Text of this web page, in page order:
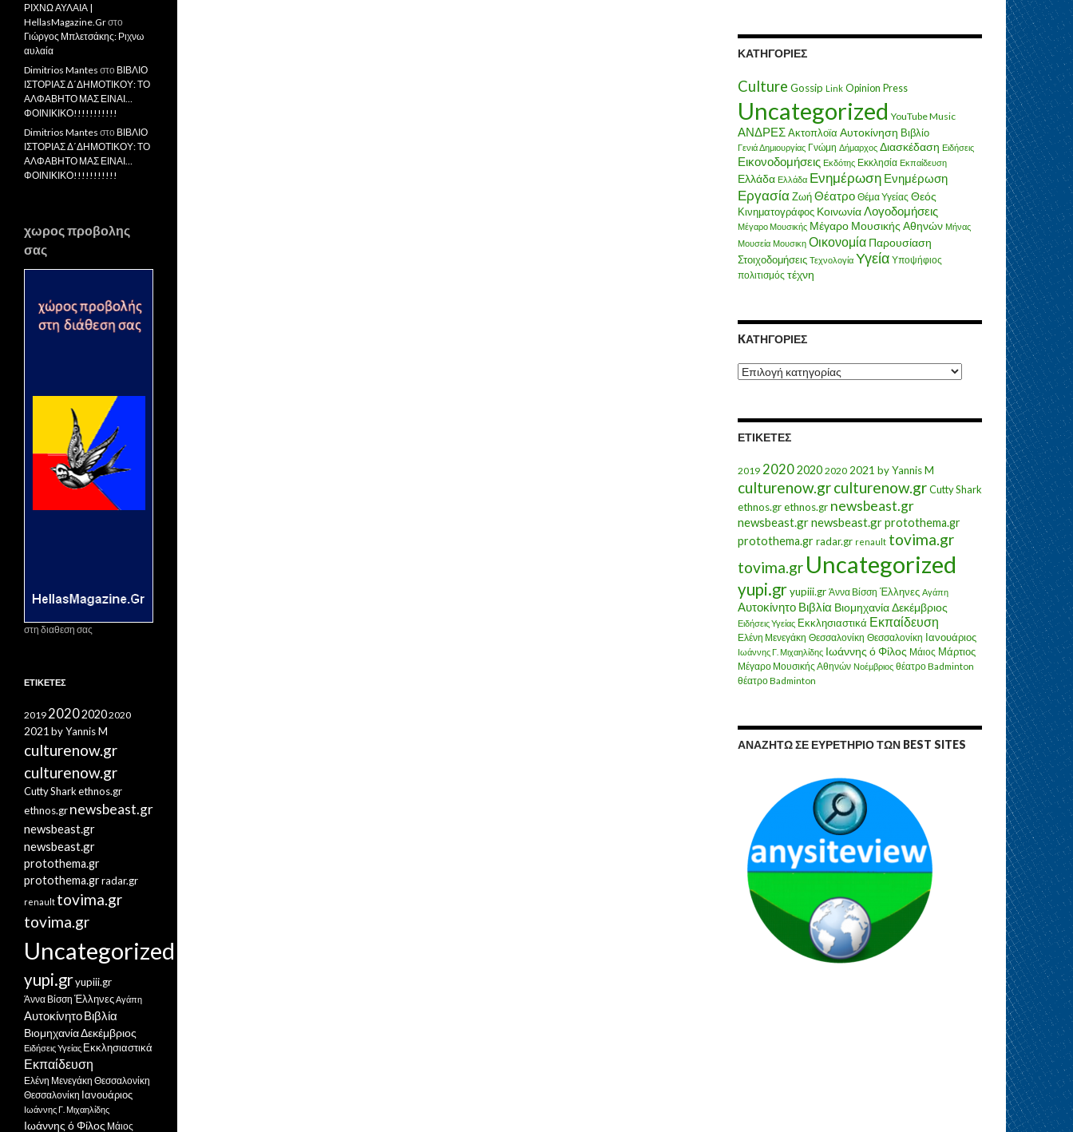
ΚΑΤΗΓΟΡΊΕΣ
Culture Gossip Link Opinion Press
Uncategorized YouTube Music
ΑΝΔΡΕΣΑκτοπλοϊα Αυτοκίνηση Βιβλίο
Γενιά Δημιουργίας Γνώμη Δήμαρχος Διασκέδαση Ειδήσεις
Εικονοδομήσεις Εκδότης Εκκλησία Εκπαίδευση
Ελλάδα Ελλάδα Ενημέρωση Ενημέρωση
ΕργασίαΖωήΘέατρο Θέμα Υγείας Θεός
Κινηματογράφος ΚοινωνίαΛογοδομήσεις
Μέγαρο Μουσικής Μέγαρο Μουσικής Αθηνών Μήνας
Μουσεία Μουσικη Οικονομία Παρουσίαση
Στοιχοδομήσεις Τεχνολογία Υγεία Υποψήφιος
πολιτισμός τέχνη
KΑΤΗΓΟΡΊΕΣ
Kατηγορίες
ΕΤΙΚΈΤΕΣ
2019 20202020 2020 2021 by Yannis M
culturenow.grculturenow.grCutty Shark
ethnos.grethnos.gr newsbeast.gr
newsbeast.grnewsbeast.grprotothema.gr
protothema.grradar.gr renault tovima.gr
tovima.gr Uncategorized
yupi.gryupiii.gr Άννα Βίσση Έλληνες Αγάπη
Αυτοκίνητο Βιβλία ΒιομηχανίαΔεκέμβριος
Ειδήσεις Υγείας Εκκλησιαστικά Εκπαίδευση
Ελένη Μενεγάκη Θεσσαλονίκη Θεσσαλονίκη Ιανουάριος
Ιωάννης Γ. Μιχαηλίδης Ιωάννης ό Φίλος Μάιος Μάρτιος
Μέγαρο Μουσικής Αθηνών Νοέμβριος θέατρο Badminton
θέατρο Badminton
ΑΝΑΖΗΤΏ ΣΕ ΕΥΡΕΤΉΡΙΟ ΤΩΝ BEST SITES
ΡΙΧΝΩ ΑΥΛΑΙΑ |
HellasMagazine.Grστο
Γιώργος Μπλετσάκης: Ριχνω
αυλαία
Dimitrios Mantes στο ΒΙΒΛΙΟ
ΙΣΤΟΡΙΑΣ Δ΄ΔΗΜΟΤΙΚΟΥ: ΤΟ
ΑΛΦΑΒΗΤΟ ΜΑΣ ΕΙΝΑΙ…
ΦΟΙΝΙΚΙΚΟ!!!!!!!!!!!
Dimitrios Mantes στο ΒΙΒΛΙΟ
ΙΣΤΟΡΙΑΣ Δ΄ΔΗΜΟΤΙΚΟΥ: ΤΟ
ΑΛΦΑΒΗΤΟ ΜΑΣ ΕΙΝΑΙ…
ΦΟΙΝΙΚΙΚΟ!!!!!!!!!!!
χωρος προβολης
σας
στη διαθεση σας
ΕΤΙΚΈΤΕΣ
2019202020202020
2021 by Yannis M
culturenow.gr
culturenow.gr
Cutty Sharkethnos.gr
ethnos.grnewsbeast.gr
newsbeast.gr
newsbeast.gr
protothema.gr
protothema.grradar.gr
renault tovima.gr
tovima.gr
Uncategorized
yupi.gryupiii.gr
Άννα Βίσση ΈλληνεςΑγάπη
ΑυτοκίνητοΒιβλία
ΒιομηχανίαΔεκέμβριος
Ειδήσεις Υγείας Εκκλησιαστικά
Εκπαίδευση
Ελένη Μενεγάκη Θεσσαλονίκη
Θεσσαλονίκη Ιανουάριος
Ιωάννης Γ. Μιχαηλίδης
Ιωάννης ό Φίλος Μάιος